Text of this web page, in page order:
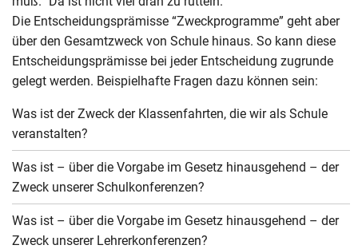
Die Entscheidungsprämisse “Zweckprogramme” geht aber
über den Gesamtzweck von Schule hinaus. So kann diese
Entscheidungsprämisse bei jeder Entscheidung zugrunde
gelegt werden. Beispielhafte Fragen dazu können sein:
Was ist der Zweck der Klassenfahrten, die wir als Schule
veranstalten?
Was ist – über die Vorgabe im Gesetz hinausgehend – der
Zweck unserer Schulkonferenzen?
Was ist – über die Vorgabe im Gesetz hinausgehend – der
Zweck unserer Lehrerkonferenzen?